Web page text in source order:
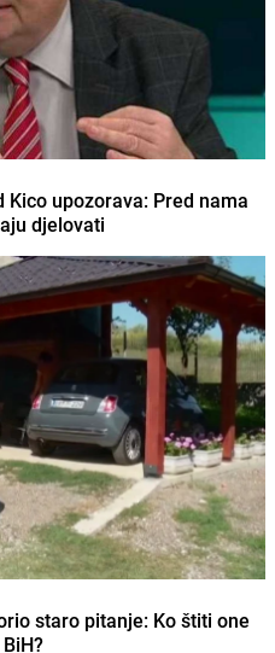
upozorava: Pred nama
djelovati
staro pitanje: Ko štiti one